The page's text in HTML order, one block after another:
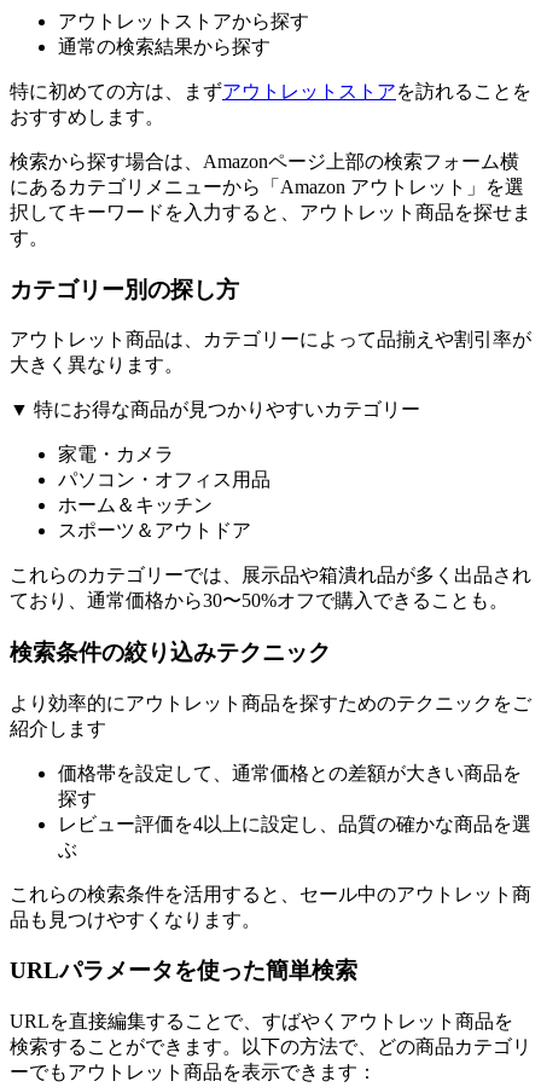
アウトレットストアから探す
通常の検索結果から探す
特に初めての方は、まずアウトレットストアを訪れることを
おすすめします。
検索から探す場合は、Amazonページ上部の検索フォーム横
にあるカテゴリメニューから「Amazon アウトレット」を選
択してキーワードを入力すると、アウトレット商品を探せま
す。
カテゴリー別の探し方
アウトレット商品は、カテゴリーによって品揃えや割引率が
大きく異なります。
▼ 特にお得な商品が見つかりやすいカテゴリー
家電・カメラ
パソコン・オフィス用品
ホーム＆キッチン
スポーツ＆アウトドア
これらのカテゴリーでは、展示品や箱潰れ品が多く出品され
ており、通常価格から30〜50%オフで購入できることも。
検索条件の絞り込みテクニック
より効率的にアウトレット商品を探すためのテクニックをご
紹介します
価格帯を設定して、通常価格との差額が大きい商品を
探す
レビュー評価を4以上に設定し、品質の確かな商品を選
ぶ
これらの検索条件を活用すると、セール中のアウトレット商
品も見つけやすくなります。
URLパラメータを使った簡単検索
URLを直接編集することで、すばやくアウトレット商品を
検索することができます。以下の方法で、どの商品カテゴリ
ーでもアウトレット商品を表示できます：